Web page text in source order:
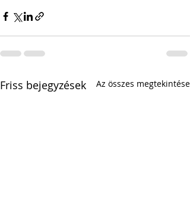
Friss bejegyzések Az összes megtekintése